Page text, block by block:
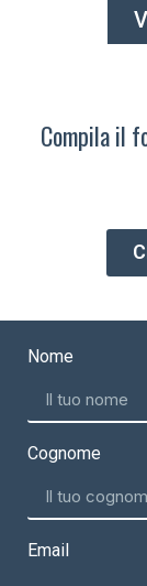
Compila il
Nome
Cognome
Email